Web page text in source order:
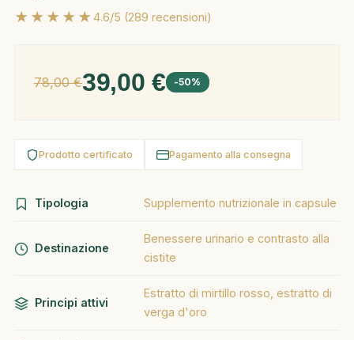
★★★★★4.6/5 (289 recensioni)
78,00 €39,00 € -50%
Prodotto certificato Pagamento alla consegna
Tipologia Supplemento nutrizionale in capsule
Destinazione
Benessere urinario e contrasto alla
cistite
Principi attivi
Estratto di mirtillo rosso, estratto di
verga d'oro